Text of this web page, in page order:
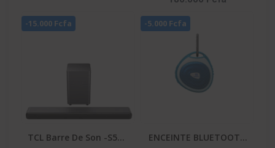
SUBWOOFER - Q65H
-15.000 Fcfa
TCL Barre De Son -S55H
-5.000 Fcfa
ENCEINTE BLUETOOTH